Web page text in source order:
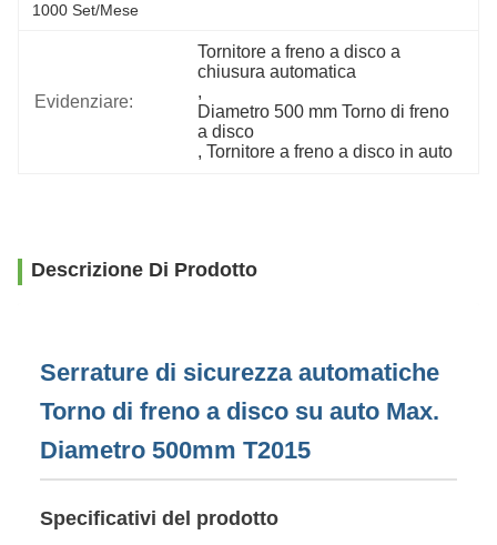
1000 Set/mese
Evidenziare:
Tornitore a freno a disco a
chiusura automatica
,
Diametro 500 mm Torno di freno
a disco
, Tornitore a freno a disco in auto
Descrizione Di Prodotto
Serrature di sicurezza automatiche
Torno di freno a disco su auto Max.
Diametro 500mm T2015
Specificativi del prodotto